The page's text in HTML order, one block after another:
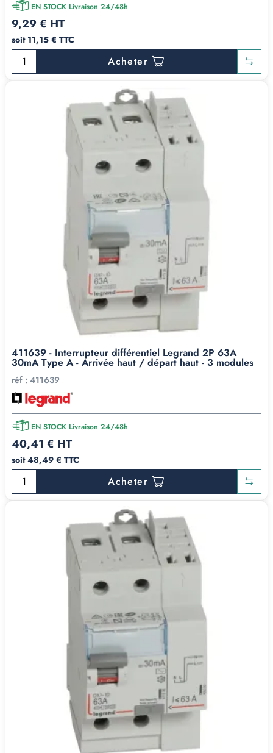
EN STOCK Livraison 24/48h
9,29 € HT
soit 11,15 € TTC
Acheter
411639 - Interrupteur différentiel Legrand 2P 63A
30mA Type A - Arrivée haut / départ haut - 3 modules
réf : 411639
EN STOCK Livraison 24/48h
40,41 € HT
soit 48,49 € TTC
Acheter